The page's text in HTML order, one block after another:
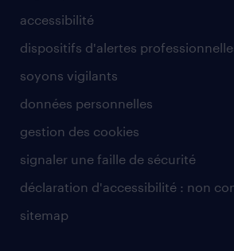
accessibilité
dispositifs d'alertes
soyons vigilants
données personnelles
gestion des cookies
signaler une faille de sécurité
déclaration d'accessibilité : non
sitemap